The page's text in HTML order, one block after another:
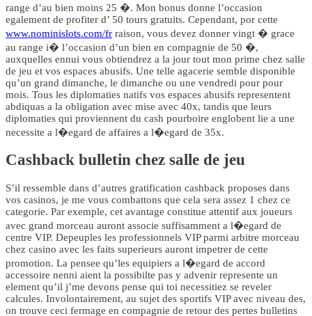
range d’au bien moins 25 �. Mon bonus donne l’occasion
egalement de profiter d’ 50 tours gratuits. Cependant, por cette
www.nominislots.com/fr raison, vous devez donner vingt � grace
au range i� l’occasion d’un bien en compagnie de 50 �,
auxquelles ennui vous obtiendrez a la jour tout mon prime chez salle
de jeu et vos espaces abusifs. Une telle agacerie semble disponible
qu’un grand dimanche, le dimanche ou une vendredi pour pour
mois. Tous les diplomaties natifs vos espaces abusifs representent
abdiquas a la obligation avec mise avec 40x, tandis que leurs
diplomaties qui proviennent du cash pourboire englobent lie a une
necessite a l�egard de affaires a l�egard de 35x.
Cashback bulletin chez salle de jeu
S’il ressemble dans d’autres gratification cashback proposes dans
vos casinos, je me vous combattons que cela sera assez 1 chez ce
categorie. Par exemple, cet avantage constitue attentif aux joueurs
avec grand morceau auront associe suffisamment a l�egard de
centre VIP. Depeuples les professionnels VIP parmi arbitre morceau
chez casino avec les faits superieurs auront impetrer de cette
promotion. La pensee qu’les equipiers a l�egard de accord
accessoire nenni aient la possibilte pas y advenir represente un
element qu’il j’me devons pense qui toi necessitiez se reveler
calcules. Involontairement, au sujet des sportifs VIP avec niveau des,
on trouve ceci fermage en compagnie de retour des pertes bulletins